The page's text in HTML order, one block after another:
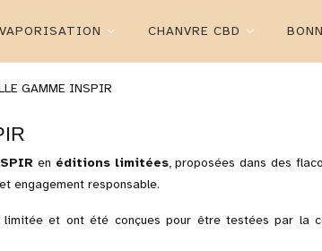
VAPORISATION CHANVRE CBD
GAMME INSPIR
en éditions limitées, proposées dans des
engagement responsable.
et ont été conçues pour être testées par la